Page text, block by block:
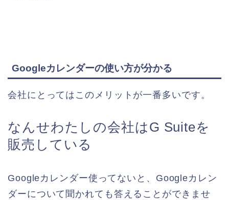
Googleカレンダーの使い方が分かる
会社にとってはこのメリットが一番多いです。
なんせわたしの会社はG Suiteを
販売している
Googleカレンダー使ってないと、Googleカレン
ダーについて聞かれても答えることができませ